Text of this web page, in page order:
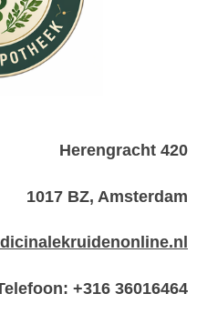
Herengracht 420
1017 BZ, Amsterdam
+316 36016464